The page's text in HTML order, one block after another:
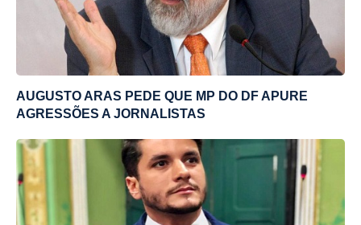
AUGUSTO ARAS PEDE QUE MP DO DF APURE
AGRESSÕES A JORNALISTAS